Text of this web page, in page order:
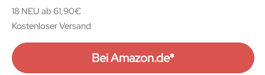
18 NEU ab 61,90€
Kostenloser Versand
Bei Amazon.de*